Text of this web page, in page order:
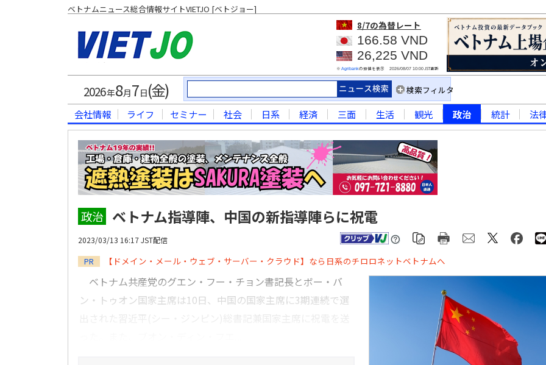
ベトナムニュース総合情報サイトVIETJO [ベトジョー]
8/7の為替レート
166.58 VND
26,225 VND
※ Agribankの仲値を表示 2026/08/07 10:00JST更新
2026年8月7 日(金) 検索フィルタ
会社情報 ライフ セミナー 社会 日系 経済 三面 生活 観光 政治 統計 法
政治 ベトナム指導陣、中国の新指導陣らに祝電
2023/03/13 16:17 JST配信
PR 【ドメイン・メール・ウェブ・サーバー・クラウド】なら日系のチロロネットベトナムへ
ベトナム共産党のグエン・フー・チョン書記長とボー・バ
ン・トゥオン国家主席は10日、中国の国家主席に3期連続で選